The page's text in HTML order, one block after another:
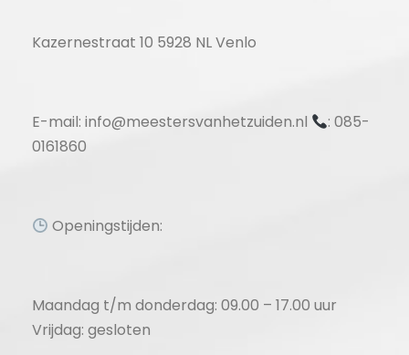
Kazernestraat 10 5928 NL Venlo
E-mail: info@meestersvanhetzuiden.nl
: 085-
0161860
Openingstijden:
Maandag t/m donderdag: 09.00 – 17.00 uur
Vrijdag: gesloten